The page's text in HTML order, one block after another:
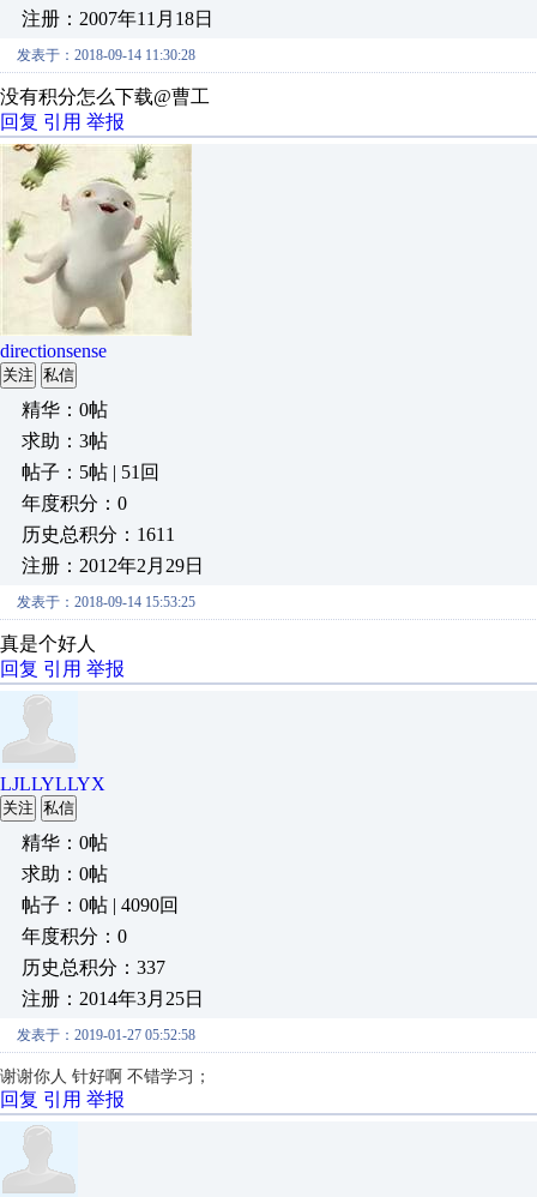
注册：2007年11月18日
发表于：2018-09-14 11:30:28
没有积分怎么下载@曹工
回复 引用 举报
directionsense
关注 私信
精华：0帖
求助：3帖
帖子：5帖 | 51回
年度积分：0
历史总积分：1611
注册：2012年2月29日
发表于：2018-09-14 15:53:25
真是个好人
回复 引用 举报
LJLLYLLYX
关注 私信
精华：0帖
求助：0帖
帖子：0帖 | 4090回
年度积分：0
历史总积分：337
注册：2014年3月25日
发表于：2019-01-27 05:52:58
谢谢你人 针好啊 不错学习；
回复 引用 举报